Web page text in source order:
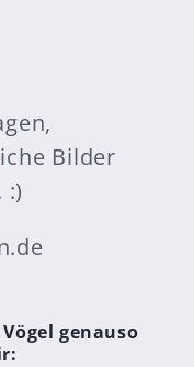
Bilder
:)
Vögel genauso